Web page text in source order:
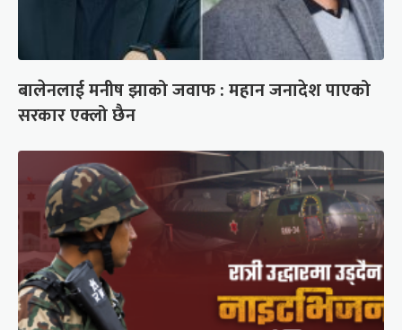
बालेनलाई मनीष झाको जवाफ : महान जनादेश पाएको
सरकार एक्लो छैन